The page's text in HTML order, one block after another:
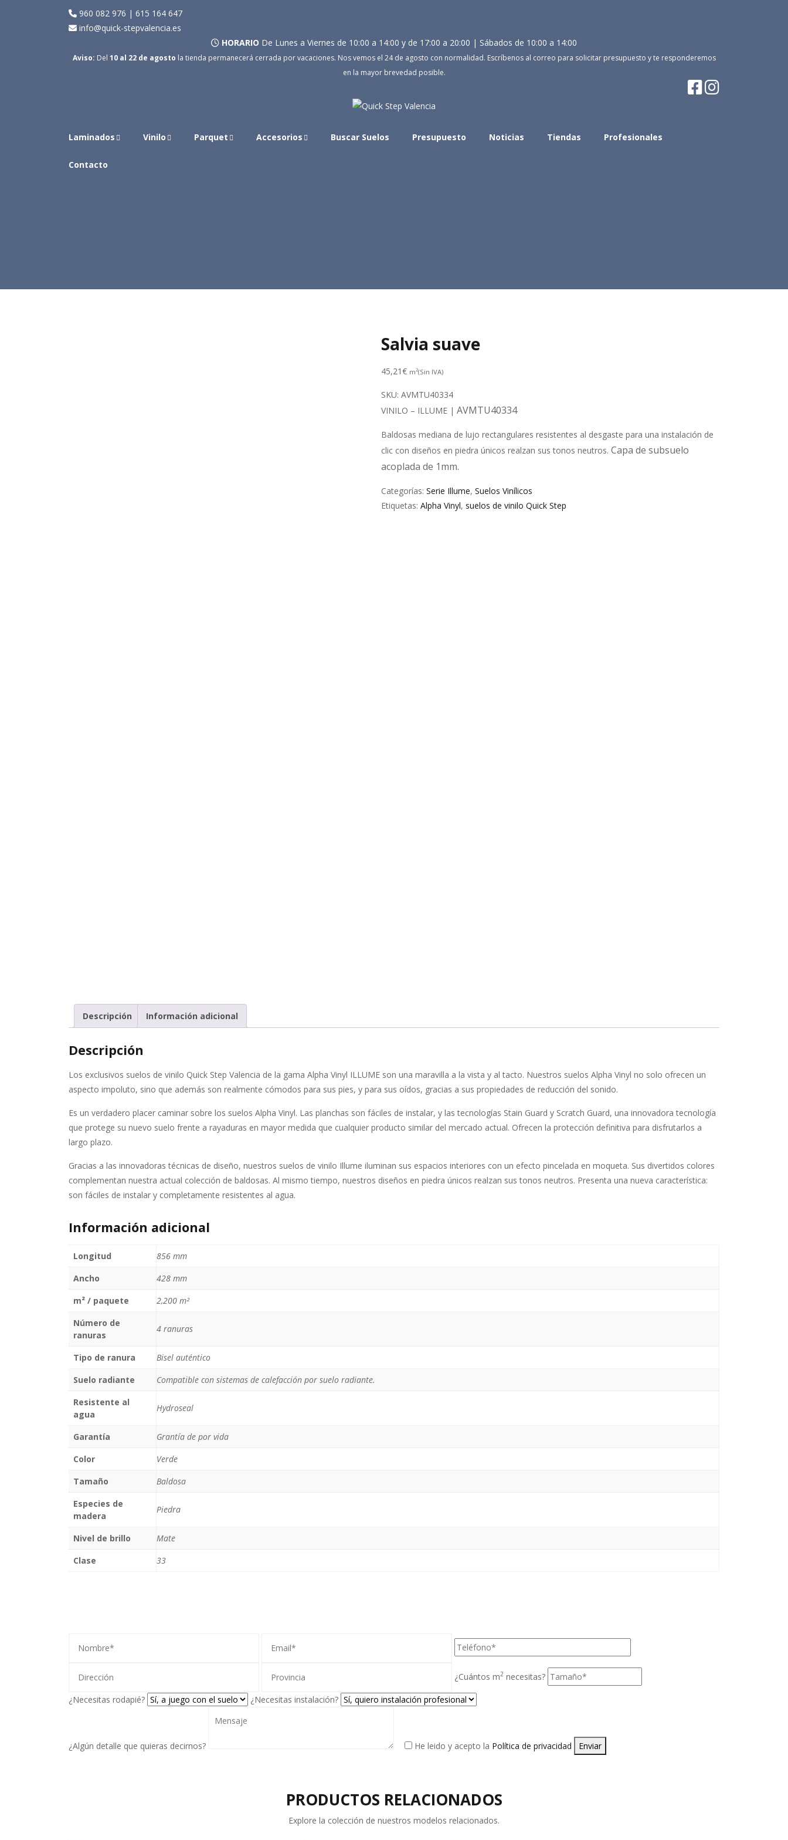
960 082 976 | 615 164 647
info@quick-stepvalencia.es
HORARIO De Lunes a Viernes de 10:00 a 14:00 y de 17:00 a 20:00 | Sábados de 10:00 a 14:00
Aviso: Del 10 al 22 de agosto la tienda permanecerá cerrada por vacaciones. Nos vemos el 24 de agosto con normalidad. Escríbenos al correo para solicitar presupuesto y te responderemos
en la mayor brevedad posible.
Laminados Vinilo Parquet Accesorios Buscar Suelos Presupuesto Noticias Tiendas Profesionales
Contacto
Salvia suave
45,21€ m²(Sin IVA)
SKU: AVMTU40334
VINILO – ILLUME | AVMTU40334
Baldosas mediana de lujo rectangulares resistentes al desgaste para una instalación de
clic con diseños en piedra únicos realzan sus tonos neutros. Capa de subsuelo
acoplada de 1mm.
Categorías: Serie Illume, Suelos Vinílicos
Etiquetas: Alpha Vinyl, suelos de vinilo Quick Step
Descripción Información adicional
Descripción
Los exclusivos suelos de vinilo Quick Step Valencia de la gama Alpha Vinyl ILLUME son una maravilla a la vista y al tacto. Nuestros suelos Alpha Vinyl no solo ofrecen un
aspecto impoluto, sino que además son realmente cómodos para sus pies, y para sus oídos, gracias a sus propiedades de reducción del sonido.
Es un verdadero placer caminar sobre los suelos Alpha Vinyl. Las planchas son fáciles de instalar, y las tecnologías Stain Guard y Scratch Guard, una innovadora tecnología
que protege su nuevo suelo frente a rayaduras en mayor medida que cualquier producto similar del mercado actual. Ofrecen la protección definitiva para disfrutarlos a
largo plazo.
Gracias a las innovadoras técnicas de diseño, nuestros suelos de vinilo Illume iluminan sus espacios interiores con un efecto pincelada en moqueta. Sus divertidos colores
complementan nuestra actual colección de baldosas. Al mismo tiempo, nuestros diseños en piedra únicos realzan sus tonos neutros. Presenta una nueva característica:
son fáciles de instalar y completamente resistentes al agua.
Información adicional
Longitud
856 mm
Ancho
428 mm
m² / paquete
2,200 m²
Número de
ranuras
4 ranuras
Tipo de ranura
Bisel auténtico
Suelo radiante
Compatible con sistemas de calefacción por suelo radiante.
Resistente al
agua
Hydroseal
Garantía
Grantía de por vida
Color
Verde
Tamaño
Baldosa
Especies de
madera
Piedra
Nivel de brillo
Mate
Clase
33
¿Cuántos m2 necesitas?
¿Necesitas rodapié? ¿Necesitas instalación?
¿Algún detalle que quieras decirnos? He leido y acepto la Política de privacidad Enviar
PRODUCTOS RELACIONADOS
Explore la colección de nuestros modelos relacionados.